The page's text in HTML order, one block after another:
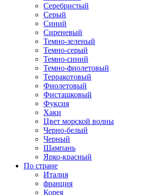
Серебристый
Серый
Синий
Сиреневый
Темно-зеленый
Темно-серый
Темно-синий
Темно-фиолетовый
Терракотовый
Фиолетовый
Фисташковый
Фуксия
Хаки
Цвет морской волны
Черно-белый
Черный
Шампань
Ярко-красный
По стране
Италия
франция
Корея